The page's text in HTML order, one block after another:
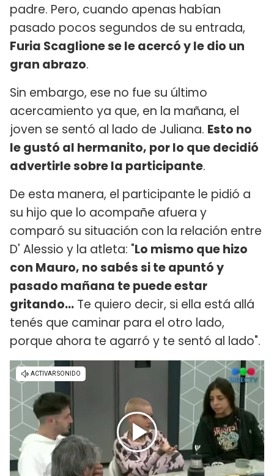
padre. Pero, cuando apenas habían
pasado pocos segundos de su entrada,
Furia Scaglione se le acercó y le dio un
gran abrazo.
Sin embargo, ese no fue su último
acercamiento ya que, en la mañana, el
joven se sentó al lado de Juliana. Esto no
le gustó al hermanito, por lo que decidió
advertirle sobre la participante.
De esta manera, el participante le pidió a
su hijo que lo acompañe afuera y
comparó su situación con la relación entre
D' Alessio y la atleta: "Lo mismo que hizo
con Mauro, no sabés si te apuntó y
pasado mañana te puede estar
gritando... Te quiero decir, si ella está allá
tenés que caminar para el otro lado,
porque ahora te agarró y te sentó al lado".